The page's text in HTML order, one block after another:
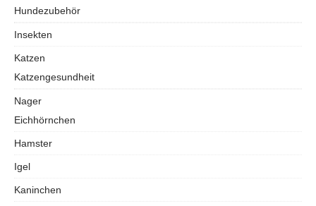
Hundezubehör
Insekten
Katzen
Katzengesundheit
Nager
Eichhörnchen
Hamster
Igel
Kaninchen